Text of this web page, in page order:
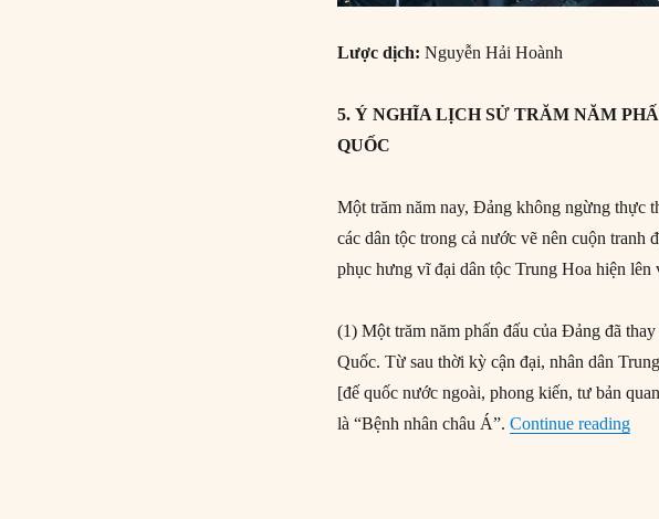
Lược dịch:Nguyễn Hải Hoành
5. Ý NGHĨA LỊCH SỬ TRĂM NĂM
QUỐC
Một trăm năm nay, Đảng không ngừng thực
các dân tộc trong cả nước vẽ nên cuộn
phục hưng vĩ đại dân tộc Trung Hoa hiện lên
(1) Một trăm năm phấn đấu của Đảng đã
Quốc. Từ sau thời kỳ cận đại, nhân dân
[đế quốc nước ngoài, phong kiến, tư bản
là “Bệnh nhân châu Á”.Continue reading